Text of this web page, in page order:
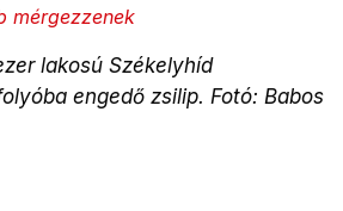
mérgezzenek
lakosú Székelyhíd
engedő zsilip. Fotó: Babos